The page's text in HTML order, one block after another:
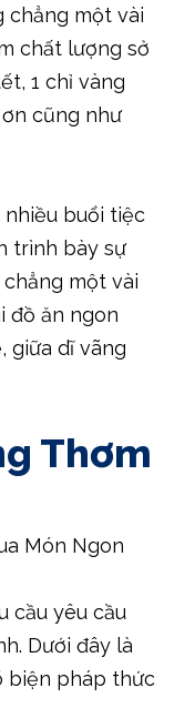
chẳng một vài
chất lượng sở
1 chỉ vàng
cũng như
buổi tiệc
trình bày sự
chẳng một vài
đồ ăn ngon
giữa dĩ vãng
Thơm
cầu yêu cầu
Dưới đây là
biện pháp thức